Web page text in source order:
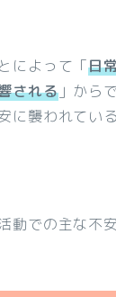
によって「日
される」から
に襲われてい
動での主な不